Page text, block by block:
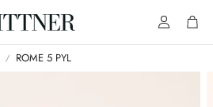
AccountCart
ROME 5 PYL